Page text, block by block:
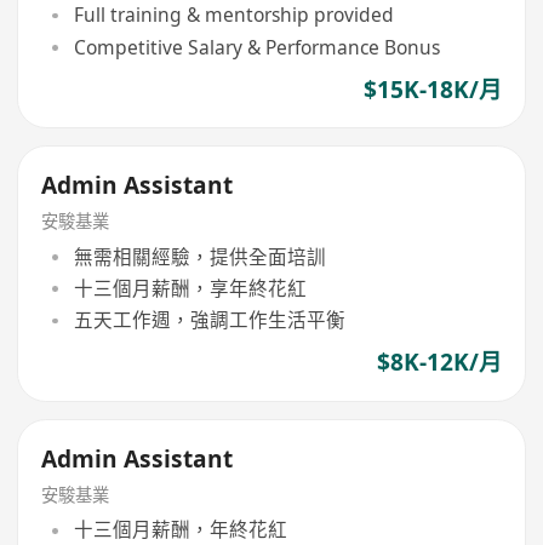
Full training & mentorship provided
Competitive Salary & Performance Bonus
$15K-18K/月
Admin Assistant
安駿基業
無需相關經驗，提供全面培訓
十三個月薪酬，享年終花紅
五天工作週，強調工作生活平衡
$8K-12K/月
Admin Assistant
安駿基業
十三個月薪酬，年終花紅